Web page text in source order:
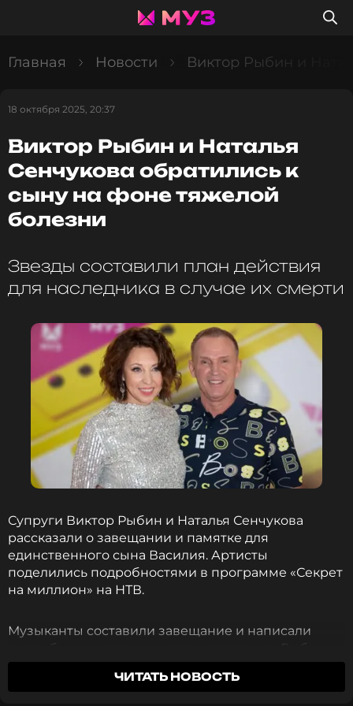
Главная Новости Виктор Рыбин и
18 октября 2025, 20:37
Виктор Рыбин и Наталья
Сенчукова обратились к
сыну на фоне тяжелой
болезни
Звезды составили план действия
для наследника в случае их смерти
Супруги Виктор Рыбин и Наталья Сенчукова
рассказали о завещании и памятке для
единственного сына Василия. Артисты
поделились подробностями в программе «Секрет
на миллион» на НТВ.
Музыканты составили завещание и написали
подробные инструкции для наследника. Рыбин
объяснил решение заботой о будущем сына.
ЧИТАТЬ НОВОСТЬ